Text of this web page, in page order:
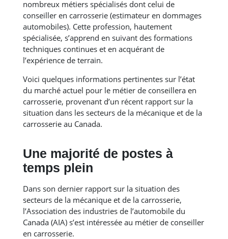
nombreux métiers spécialisés dont celui de
conseiller en carrosserie (estimateur en dommages
automobiles). Cette profession, hautement
spécialisée, s’apprend en suivant des formations
techniques continues et en acquérant de
l’expérience de terrain.
Voici quelques informations pertinentes sur l’état
du marché actuel pour le métier de conseillera en
carrosserie, provenant d’un récent rapport sur la
situation dans les secteurs de la mécanique et de la
carrosserie au Canada.
Une majorité de postes à
temps plein
Dans son dernier rapport sur la situation des
secteurs de la mécanique et de la carrosserie,
l’Association des industries de l’automobile du
Canada (AIA) s’est intéressée au métier de conseiller
en carrosserie.